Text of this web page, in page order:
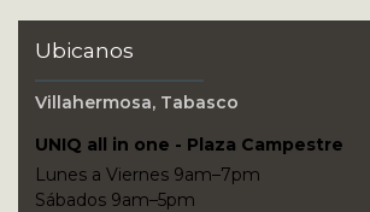
Ubicanos
Villahermosa, Tabasco
UNIQ all in one - Plaza Campestre
Lunes a Viernes 9am–7pm
Sábados 9am–5pm